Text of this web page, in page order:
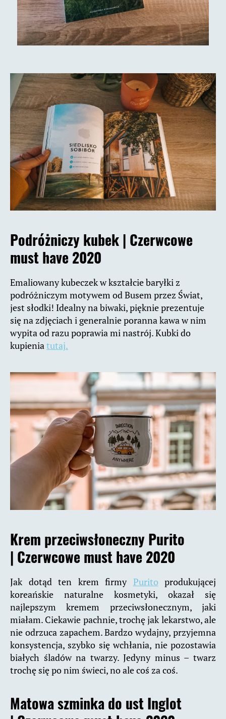
Podróżniczy kubek | Czerwcowe
must have 2020
Emaliowany kubeczek w kształcie baryłki z
podróżniczym motywem od Busem przez Świat,
jest słodki! Idealny na biwaki, pięknie prezentuje
się na zdjęciach i generalnie poranna kawa w nim
wypita od razu poprawia mi nastrój. Kubki do
kupieniatutaj.
Krem przeciwsłoneczny Purito
| Czerwcowe must have 2020
Jak dotąd ten krem firmy Purito produkującej
koreańskie naturalne kosmetyki, okazał się
najlepszym kremem przeciwsłonecznym, jaki
miałam. Ciekawie pachnie, trochę jak lekarstwo, ale
nie odrzuca zapachem. Bardzo wydajny, przyjemna
konsystencja, szybko się wchłania, nie pozostawia
białych śladów na twarzy. Jedyny minus – twarz
trochę się po nim świeci, no ale coś za coś.
Matowa szminka do ust Inglot